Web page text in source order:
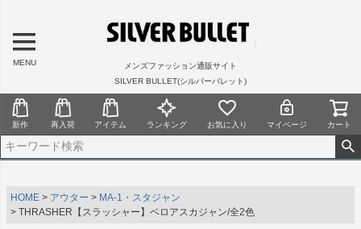
MENU
メンズファッション通販サイト
SILVER BULLET(シルバーバレット)
新作 再入荷 アイテム ランキング お気に入り マイページ カート
HOME アウター
MA-1・スタジャン
THRASHER【スラッシャー】ベロアスカジャン/全2色